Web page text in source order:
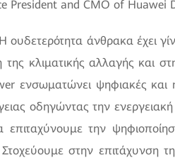
President and CMO of Huawei
άνθρακα έχει
της κλιματικής αλλαγής και
ενσωματώνει ψηφιακές και
οδηγώντας την
επιταχύνουμε την
στην επιτάχυνση